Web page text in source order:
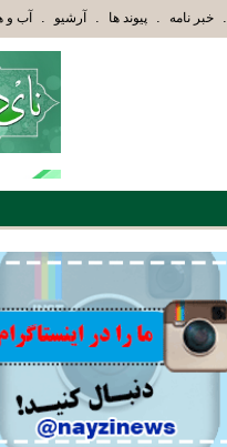
أُوْلَئِكَ الَّذِينَ هَدَاهُمُ اللَّهُ وَأُوْلَئِكَ . خبر نامه . پیوند ها . آرشیو . آب و